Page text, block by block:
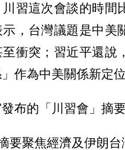
習這次會談的時間
，台灣議題是中美
衝突；習近平還說
作為中美關係新定位
布的「川習會」摘
要聚焦經濟及伊朗